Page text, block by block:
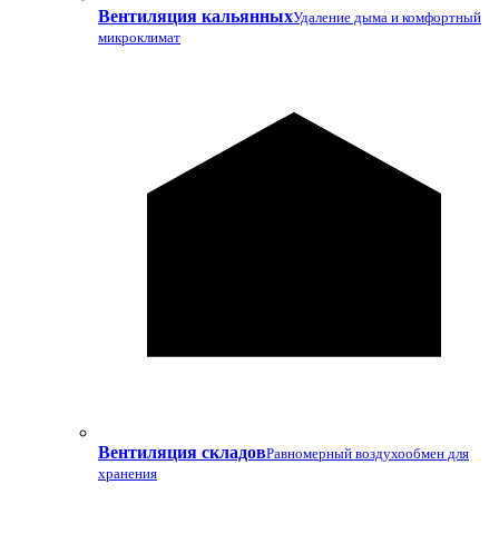
Вентиляция кальянныхУдаление дыма и комфортный
микроклимат
Вентиляция складовРавномерный воздухообмен для
хранения